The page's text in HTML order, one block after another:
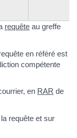
requête au greffe
en référé est
compétente
en RAR de
requête et sur